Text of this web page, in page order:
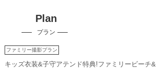
Plan
プラン
ファミリー撮影プラン
キッズ衣装&子守アテンド特典!ファミリービーチ&